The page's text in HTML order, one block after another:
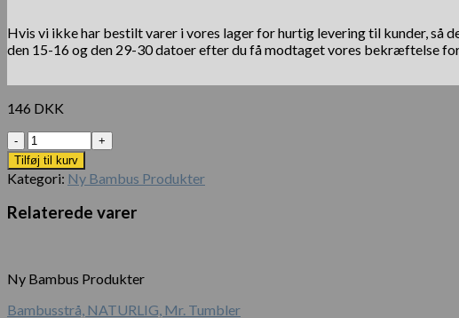
Hvis vi ikke har bestilt varer i vores lager for hurtig levering til kunder,
den 15-16 og den 29-30 datoer efter du få modtaget vores bekræftelse
146 DKK
Antal
Tilføj til kurv
Kategori: Ny Bambus Produkter
Relaterede varer
Ny Bambus Produkter
Bambusstrå, NATURLIG, Mr. Tumbler